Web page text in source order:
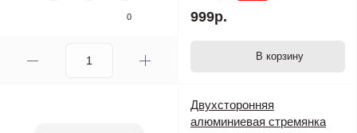
0 999р.
В корзину
Двухсторонняя
алюминиевая стремянка